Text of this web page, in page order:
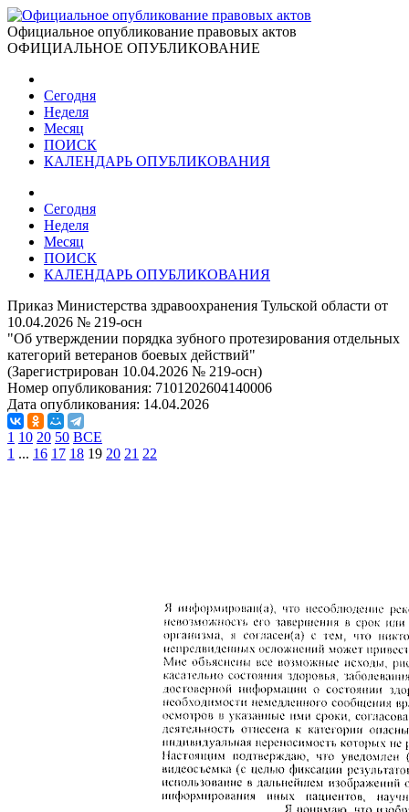
Официальное опубликование правовых актов
ОФИЦИАЛЬНОЕ ОПУБЛИКОВАНИЕ
Сегодня
Неделя
Месяц
ПОИСК
КАЛЕНДАРЬ ОПУБЛИКОВАНИЯ
Сегодня
Неделя
Месяц
ПОИСК
КАЛЕНДАРЬ ОПУБЛИКОВАНИЯ
Приказ Министерства здравоохранения Тульской области от
10.04.2026 № 219-осн
"Об утверждении порядка зубного протезирования отдельных
категорий ветеранов боевых действий"
(Зарегистрирован 10.04.2026 № 219-осн)
Номер опубликования: 7101202604140006
Дата опубликования: 14.04.2026
1 10 20 50 ВСЕ
1 ... 16 17 18 19 20 21 22